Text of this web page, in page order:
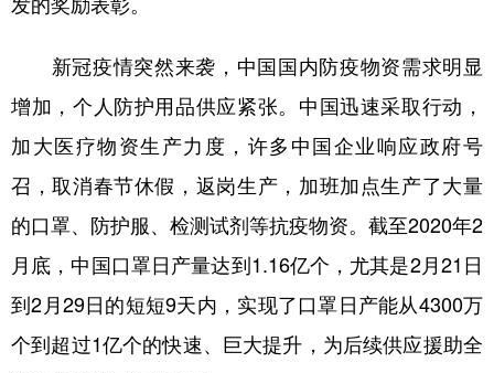
发的奖励表彰。
新冠疫情突然来袭，中国国内防疫物资需求明显
增加，个人防护用品供应紧张。中国迅速采取行动，
加大医疗物资生产力度，许多中国企业响应政府号
召，取消春节休假，返岗生产，加班加点生产了大量
的口罩、防护服、检测试剂等抗疫物资。截至2020年2
月底，中国口罩日产量达到1.16亿个，尤其是2月21日
到2月29日的短短9天内，实现了口罩日产能从4300万
个到超过1亿个的快速、巨大提升，为后续供应援助全